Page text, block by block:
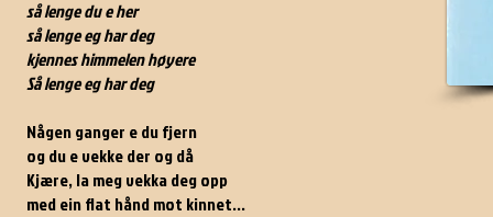
så lenge du e her
så lenge eg har deg
kjennes himmelen høyere
Så lenge eg har deg
Någen ganger e du fjern
og du e vekke der og då
Kjære, la meg vekka deg opp
med ein flat hånd mot kinnet...